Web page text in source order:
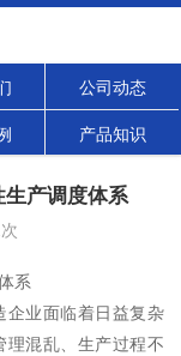
公司动态
产品知识
产调度体系
次
系
企业面临着日益复杂
理混乱、生产过程不